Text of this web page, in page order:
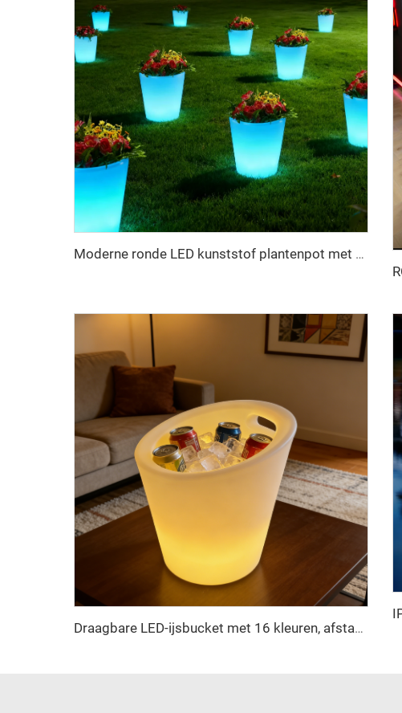
Moderne ronde LED kunststof plantenpot met kleurveranderende verlichting, waterdichte buiten bloempot te gebruiken als vloervase
Draagbare LED-ijsbucket met 16 kleuren, afstandsbediening, oplaadbaar, speciaal voor bar en nachtclub